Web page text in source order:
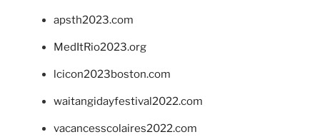
apsth2023.com
MedItRio2023.org
lcicon2023boston.com
waitangidayfestival2022.com
vacancesscolaires2022.com